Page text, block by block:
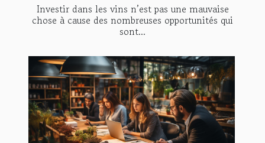
Investir dans les vins n’est pas une mauvaise
chose à cause des nombreuses opportunités qui
sont...